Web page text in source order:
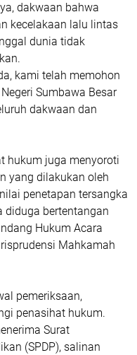
dakwaan bahwa
kecelakaan lalu lintas
dunia tidak
kami telah memohon
Sumbawa Besar
dakwaan dan
hukum juga menyoroti
yang dilakukan oleh
penetapan tersangka
diduga bertentangan
Hukum Acara
Mahkamah
pemeriksaan,
penasihat hukum.
Surat
(SPDP), salinan